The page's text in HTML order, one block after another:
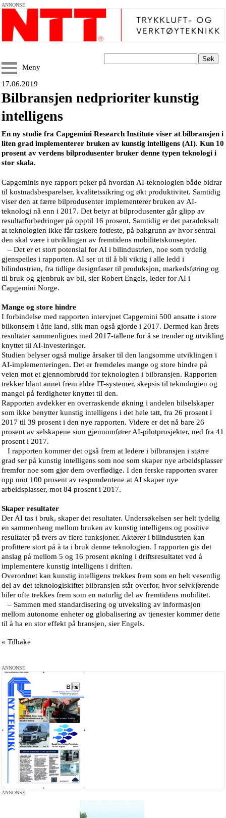
ANNONSE
Søk
Meny
17.06.2019
Bilbransjen nedprioriter kunstig
intelligens
En ny studie fra Capgemini Research Institute viser at bilbransjen i
liten grad implementerer bruken av kunstig intelligens (AI). Kun 10
prosent av verdens bilprodusenter bruker denne typen teknologi i
stor skala.
Capgeminis nye rapport peker på hvordan AI-teknologien både bidrar
til kostnadsbesparelser, kvalitetssikring og økt produktivitet. Samtidig
viser den at færre bilprodusenter implementerer bruken av AI-
teknologi nå enn i 2017. Det betyr at bilprodusenter går glipp av
resultatforbedringer på opptil 16 prosent. Samtidig er det paradoksalt
at teknologien ikke får raskere fotfeste, på bakgrunn av hvor sentral
den skal være i utviklingen av fremtidens mobilitetskonsepter.
– Det er et stort potensial for AI i bilindustrien, noe som tydelig
gjenspeiles i rapporten. AI ser ut til å bli viktig i alle ledd i
bilindustrien, fra tidlige designfaser til produksjon, markedsføring og
til bruk og gjenbruk av bil, sier Robert Engels, leder for AI i
Capgemini Norge.
Mange og store hindre
I forbindelse med rapporten intervjuet Capgemini 500 ansatte i store
bilkonsern i åtte land, slik man også gjorde i 2017. Dermed kan årets
resultater sammenlignes med 2017-tallene for å se trender og utvikling
knyttet til AI-investeringer.
Studien belyser også mulige årsaker til den langsomme utviklingen i
AI-implementeringen. Det er fremdeles mange og store hindre på
veien mot et gjennombrudd for teknologien i bilbransjen. Rapporten
trekker blant annet frem eldre IT-systemer, skepsis til teknologien og
mangel på ferdigheter knyttet til den.
Rapporten avdekker en overraskende økning i andelen bilselskaper
som ikke benytter kunstig intelligens i det hele tatt, fra 26 prosent i
2017 til 39 prosent i den nye rapporten. Videre er det nå bare 26
prosent av selskapene som gjennomfører AI-pilotprosjekter, ned fra 41
prosent i 2017.
I rapporten kommer det også frem at ledere i bilbransjen i større
grad ser på kunstig intelligens som noe som skaper nye arbeidsplasser
fremfor noe som gjør dem overflødige. I den ferske rapporten svarer
opp mot 100 prosent av respondentene at AI skaper nye
arbeidsplasser, mot 84 prosent i 2017.
Skaper resultater
Der AI tas i bruk, skaper det resultater. Undersøkelsen ser helt tydelig
en sammenheng mellom bruken av kunstig intelligens og positive
resultater på tvers av flere funksjoner. Aktører i bilindustrien kan
profittere stort på å ta i bruk denne teknologien. I rapporten gis det
anslag på mellom 5 og 16 prosent økning i driftsresultatet ved å
implementere kunstig intelligens i driften.
Overordnet kan kunstig intelligens trekkes frem som en helt vesentlig
del av det teknologiskiftet bilbransjen står overfor, hvor selvkjørende
biler ofte trekkes frem som en naturlig del av fremtidens mobilitet.
– Sammen med standardisering og utveksling av informasjon
mellom autonome enheter og globalisering av tjenester kommer dette
til å ha en stor effekt på bransjen, sier Engels.
« Tilbake
ANNONSE
ANNONSE